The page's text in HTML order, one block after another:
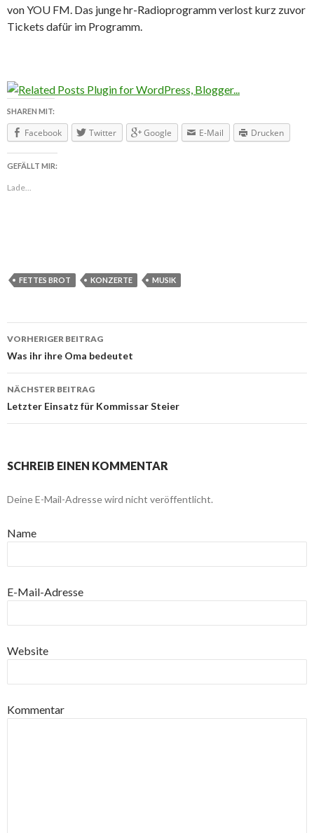
von YOU FM. Das junge hr-Radioprogramm verlost kurz zuvor
Tickets dafür im Programm.
SHAREN MIT:
Facebook Twitter Google E-Mail Drucken
GEFÄLLT MIR:
Lade...
FETTES BROT KONZERTE MUSIK
Beitragsnavigation
VORHERIGER BEITRAG
Was ihr ihre Oma bedeutet
NÄCHSTER BEITRAG
Letzter Einsatz für Kommissar Steier
SCHREIB EINEN KOMMENTAR
Deine E-Mail-Adresse wird nicht veröffentlicht.
Name
E-Mail-Adresse
Website
Kommentar